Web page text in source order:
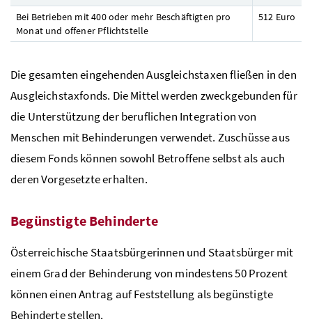
Bei Betrieben mit 400 oder mehr Beschäftigten pro
Monat und offener Pflichtstelle
512 Euro
Die gesamten eingehenden Ausgleichstaxen fließen in den
Ausgleichstaxfonds. Die Mittel werden zweckgebunden für
die Unterstützung der beruflichen Integration von
Menschen mit Behinderungen verwendet. Zuschüsse aus
diesem Fonds können sowohl Betroffene selbst als auch
deren Vorgesetzte erhalten.
Begünstigte Behinderte
Österreichische Staatsbürgerinnen und Staatsbürger mit
einem Grad der Behinderung von mindestens 50 Prozent
können einen Antrag auf Feststellung als begünstigte
Behinderte stellen.